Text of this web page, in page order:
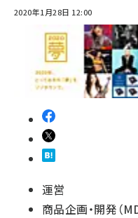
2020年1月28日 12:00
運営
商品企画・開発（